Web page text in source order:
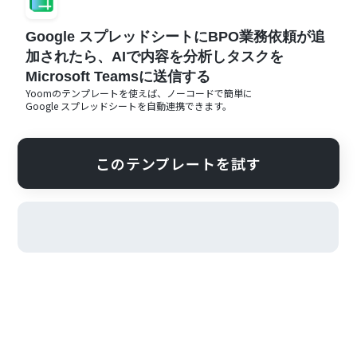
Google スプレッドシートにBPO業務依頼が追
加されたら、AIで内容を分析しタスクを
Microsoft Teamsに送信する
Yoomのテンプレートを使えば、ノーコードで簡単に
Google スプレッドシートを自動連携できます。
このテンプレートを試す